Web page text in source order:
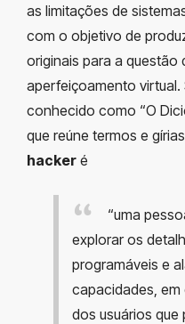
as limitações de
com o objetivo de
originais para a questão
aperfeiçoamento virtual.
conhecido como “O
que reúne termos e
hacker é
“uma
explorar os
programáveis e
capacidades,
dos usuários que